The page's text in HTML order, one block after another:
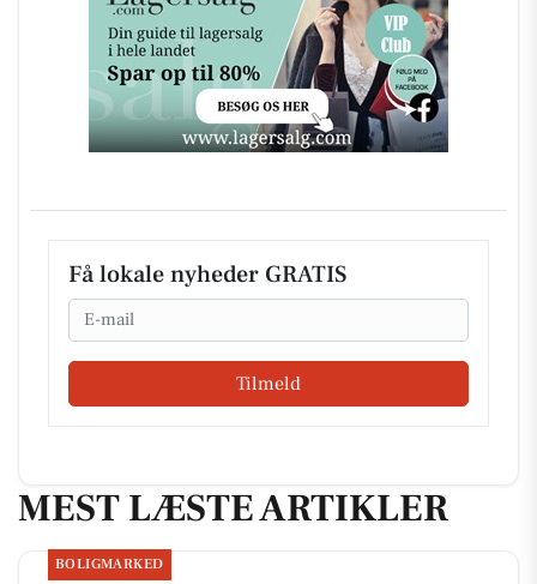
Få lokale nyheder GRATIS
Email
Tilmeld
MEST LÆSTE ARTIKLER
BOLIGMARKED